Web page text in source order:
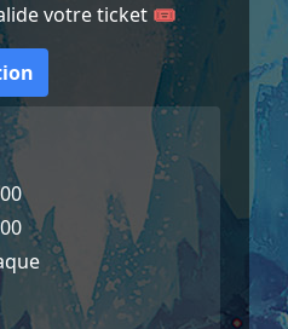
votre ticket 🎟️